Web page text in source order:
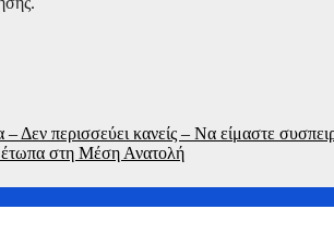
περισσεύει κανείς – Να είμαστε
στη Μέση Ανατολή